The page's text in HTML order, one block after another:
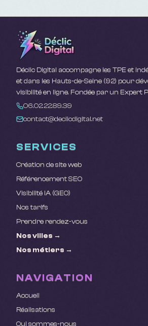
Déclic Digital accompagne les TPE et
et dans les Hauts-de-Seine (92) pour
visibilité en ligne. Fondée par un Expert
06.02.22.89.39
contact@declicdigital.net
SERVICES
Création de site web
Référencement SEO
Visibilité IA (GEO)
Nos tarifs
Prendre rendez-vous
Nos villes →
Nos métiers →
NAVIGATION
Accueil
Réalisations
Qui sommes-nous